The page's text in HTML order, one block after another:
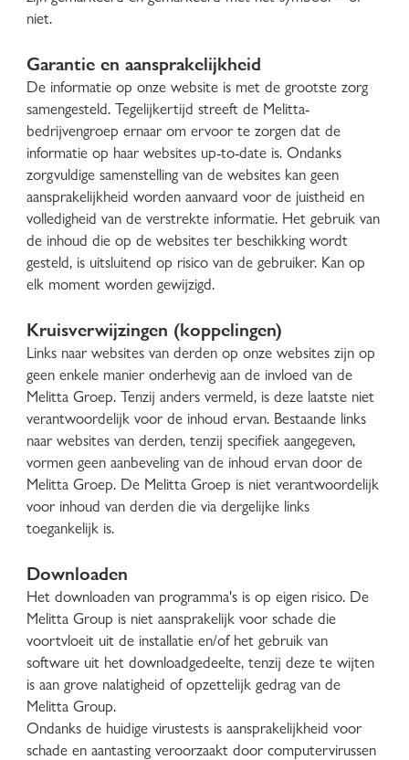
niet.
Garantie en aansprakelijkheid
De informatie op onze website is met de grootste zorg
samengesteld. Tegelijkertijd streeft de Melitta-
bedrijvengroep ernaar om ervoor te zorgen dat de
informatie op haar websites up-to-date is. Ondanks
zorgvuldige samenstelling van de websites kan geen
aansprakelijkheid worden aanvaard voor de juistheid en
volledigheid van de verstrekte informatie. Het gebruik van
de inhoud die op de websites ter beschikking wordt
gesteld, is uitsluitend op risico van de gebruiker. Kan op
elk moment worden gewijzigd.
Kruisverwijzingen (koppelingen)
Links naar websites van derden op onze websites zijn op
geen enkele manier onderhevig aan de invloed van de
Melitta Groep. Tenzij anders vermeld, is deze laatste niet
verantwoordelijk voor de inhoud ervan. Bestaande links
naar websites van derden, tenzij specifiek aangegeven,
vormen geen aanbeveling van de inhoud ervan door de
Melitta Groep. De Melitta Groep is niet verantwoordelijk
voor inhoud van derden die via dergelijke links
toegankelijk is.
Downloaden
Het downloaden van programma's is op eigen risico. De
Melitta Group is niet aansprakelijk voor schade die
voortvloeit uit de installatie en/of het gebruik van
software uit het downloadgedeelte, tenzij deze te wijten
is aan grove nalatigheid of opzettelijk gedrag van de
Melitta Group.
Ondanks de huidige virustests is aansprakelijkheid voor
schade en aantasting veroorzaakt door computervirussen